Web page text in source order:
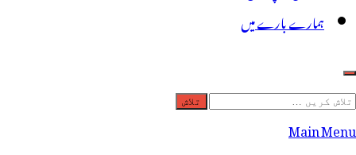
ہمارے بارے میں
تلاش
کریں
Main Menu